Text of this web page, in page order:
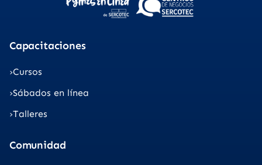
Capacitaciones
Cursos
Sábados en línea
Talleres
Comunidad